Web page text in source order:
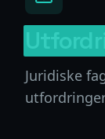
Juridiske